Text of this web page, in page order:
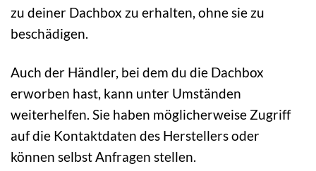
zu deiner Dachbox zu erhalten, ohne sie zu
beschädigen.
Auch der Händler, bei dem du die Dachbox
erworben hast, kann unter Umständen
weiterhelfen. Sie haben möglicherweise Zugriff
auf die Kontaktdaten des Herstellers oder
können selbst Anfragen stellen.